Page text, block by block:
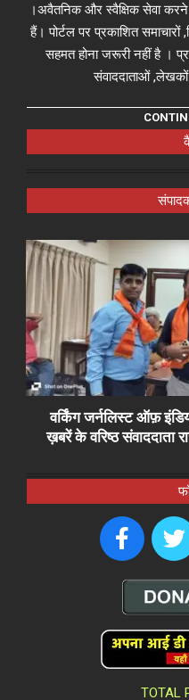
।अवैतनिक और स्वैक्षिक सेवा
हैं। पोर्टल पर प्रकाशित
सहमत होना जरूरी नहीं है ।
संवाददाताओं ,लेखकों
वर्किंग जर्नलिस्ट ऑफ़
ख़बरें के वरिष्ठ संवाददाता
TOTAL